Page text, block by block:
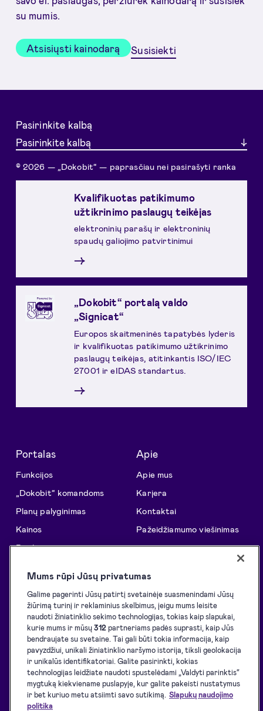
su mumis.
Atsisiųsti kainodarą Susisiekti
Pasirinkite kalbą
Pasirinkite kalbą
© 2026 — „Dokobit“ — paprasčiau nei pasirašyti ranka
Kvalifikuotas patikimumo
užtikrinimo paslaugų teikėjas
elektroninių parašų ir elektroninių
spaudų galiojimo patvirtinimui
→
„Dokobit“ portalą valdo
„Signicat“
Europos skaitmeninės tapatybės lyderis
ir kvalifikuotas patikimumo užtikrinimo
paslaugų teikėjas, atitinkantis ISO/IEC
27001 ir eIDAS standartus.
→
Portalas
Funkcijos
„Dokobit“ komandoms
Planų palyginimas
Kainos
Patikimumas
galimybes
Sprendimai
API sprendimai
El. pasirašymo inicijavimas
El. pasirašymas
El. identifikavimas
El. spaudai
Apie
Apie mus
Karjera
Kontaktai
Pažeidžiamumo viešinimas
Pagalbos centras
Tinklaraštis
Klientų istorijos
Resursai programuotojams
Palaikomos eID priemonės
Atsisiuntimai
Paslaugų teikimo sąlygos
Privatumo politika
Mums rūpi Jūsų privatumas
Galime pagerinti Jūsų patirtį svetainėje suasmenindami Jūsų
žiūrimą turinį ir reklaminius skelbimus, jeigu mums leisite
naudoti žiniatinklio sekimo technologijas, tokias kaip slapukai,
kurie mums ir mūsų312partneriams padės suprasti, kaip Jūs
bendraujate su svetaine. Tai gali būti tokia informacija, kaip
pavyzdžiui, unikali žiniatinklio naršymo istorija, tiksli geolokacija
ir unikalūs identifikatoriai. Galite pasirinkti, kokias
technologijas leidžiate naudoti spustelėdami „Valdyti parinktis“
mygtuką kiekviename puslapyje, kur galite pakeisti nustatymus
ir bet kuriuo metu atsiimti savo sutikimą. Slapukų naudojimo
politika